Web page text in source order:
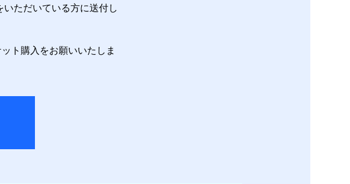
ただいている方に送付し
ト購入をお願いいたしま